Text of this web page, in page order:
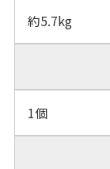
約5.7kg
1個